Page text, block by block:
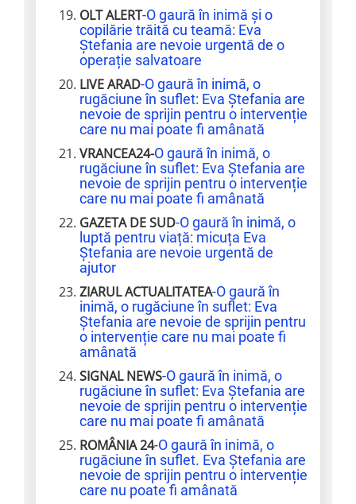
OLT ALERT-O gaură în inimă și o
copilărie trăită cu teamă: Eva
Ștefania are nevoie urgentă de o
operație salvatoare
LIVE ARAD-O gaură în inimă, o
rugăciune în suflet: Eva Ștefania are
nevoie de sprijin pentru o intervenție
care nu mai poate fi amânată
VRANCEA24-O gaură în inimă, o
rugăciune în suflet: Eva Ștefania are
nevoie de sprijin pentru o intervenție
care nu mai poate fi amânată
GAZETA DE SUD-O gaură în inimă, o
luptă pentru viață: micuța Eva
Ștefania are nevoie urgentă de
ajutor
ZIARUL ACTUALITATEA-O gaură în
inimă, o rugăciune în suflet: Eva
Ștefania are nevoie de sprijin pentru
o intervenție care nu mai poate fi
amânată
SIGNAL NEWS-O gaură în inimă, o
rugăciune în suflet: Eva Ștefania are
nevoie de sprijin pentru o intervenție
care nu mai poate fi amânată
ROMÂNIA 24-O gaură în inimă, o
rugăciune în suflet. Eva Ștefania are
nevoie de sprijin pentru o intervenție
care nu poate fi amânată